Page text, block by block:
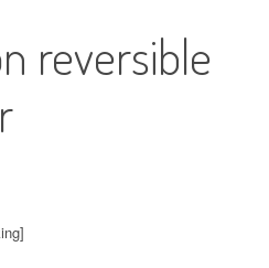
reversible